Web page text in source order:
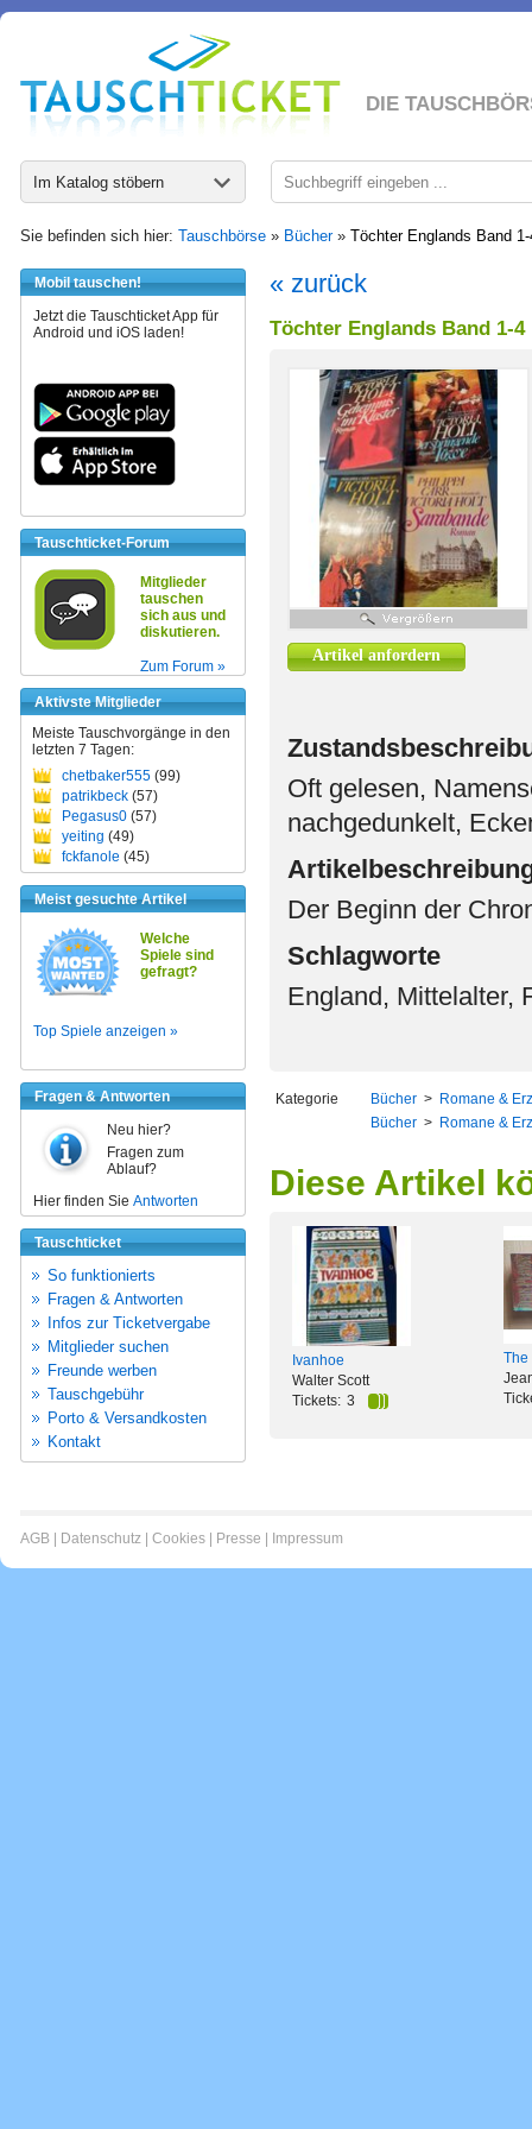
DIE
Im Katalog stöbern
Sie befinden sich hier: Tauschbörse » Bücher» Töchter Englands Band 1-
Mobil tauschen!
Jetzt die Tauschticket App für
Android und iOS laden!
Tauschticket-Forum
Mitglieder
tauschen
sich aus und
diskutieren.
Zum Forum »
Aktivste Mitglieder
Meiste Tauschvorgänge in den
letzten 7 Tagen:
chetbaker555 (99)
patrikbeck (57)
Pegasus0 (57)
yeiting (49)
fckfanole (45)
Meist gesuchte Artikel
Welche
Spiele sind
gefragt?
Top Spiele anzeigen »
Fragen & Antworten
Neu hier?
Fragen zum
Ablauf?
Hier finden Sie Antworten
Tauschticket
So funktionierts
Fragen & Antworten
Infos zur Ticketvergabe
Mitglieder suchen
Freunde werben
Tauschgebühr
Porto & Versandkosten
Kontakt
« zurück
Töchter Englands Band 1-4
Artikel anfordern
Oft gelesen,
nachgedunkelt,
Der Beginn der
Schlagworte
England, Mittelalter,
Kategorie Bücher > Romane &
Bücher > Romane &
Diese Artikel
Ivanhoe
Walter Scott
Tickets: 3
The
AGB Datenschutz Cookies Presse Impressum